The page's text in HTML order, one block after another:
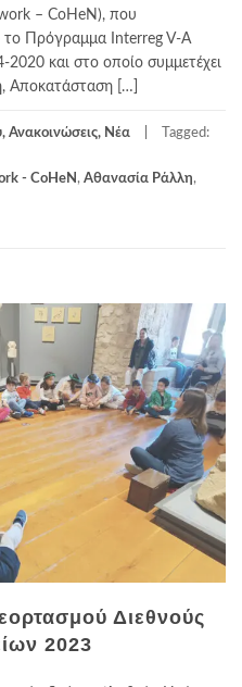
– CoHeN), που
το Πρόγραμμα Interreg V-A
2020 και στο οποίο συμμετέχει
Αποκατάσταση […]
Ανακοινώσεις, Νέα Tagged:
- CoHeN , Αθανασία Ράλλη,
Διεθνούς
2023